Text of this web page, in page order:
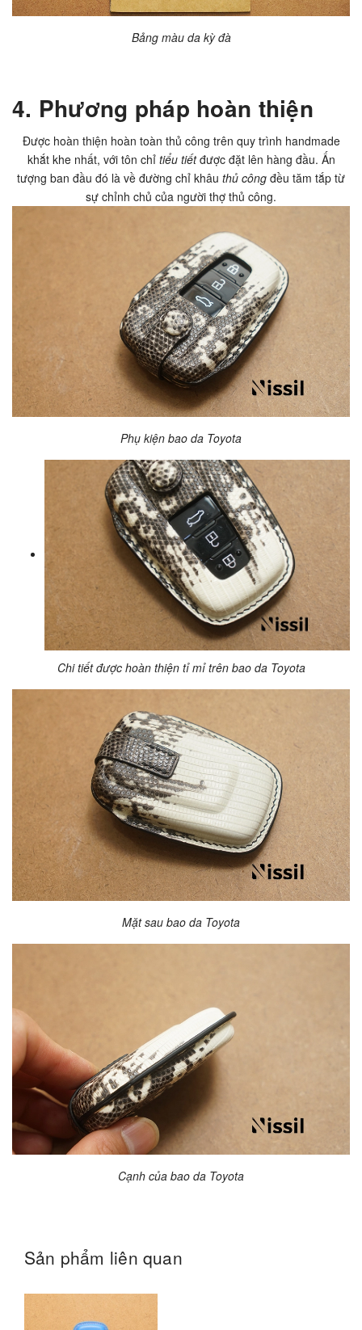
Bảng màu da kỳ đà
4. Phương pháp hoàn thiện
Được hoàn thiện hoàn toàn thủ công trên quy trình handmade
khắt khe nhất, với tôn chỉ tiểu tiếtđược đặt lên hàng đầu. Ấn
tượng ban đầu đó là về đường chỉ khâu thủ công đều tăm tắp từ
sự chỉnh chủ của người thợ thủ công.
Phụ kiện bao da Toyota
Chi tiết được hoàn thiện tỉ mỉ trên bao da Toyota
Mặt sau bao da Toyota
Cạnh của bao da Toyota
Sản phẩm liên quan